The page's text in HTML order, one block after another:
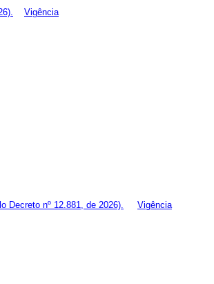
Vigência
Decreto nº 12.881, de 2026).
Vigência